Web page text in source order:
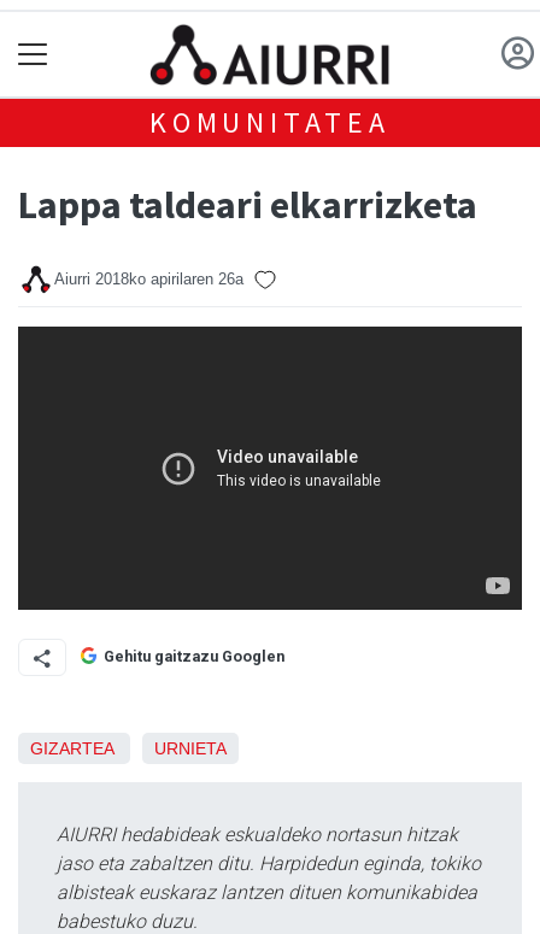
KOMUNITATEA
Lappa taldeari elkarrizketa
Aiurri 2018ko apirilaren 26a
Gehitu gaitzazu Googlen
GIZARTEA URNIETA
AIURRI hedabideak eskualdeko nortasun hitzak
jaso eta zabaltzen ditu. Harpidedun eginda, tokiko
albisteak euskaraz lantzen dituen komunikabidea
babestuko duzu.